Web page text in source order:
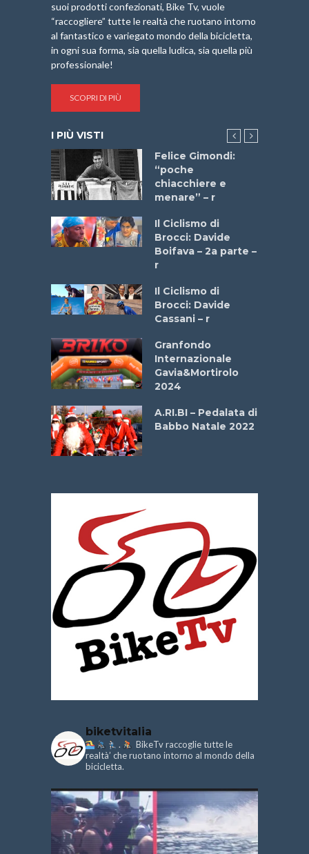
suoi prodotti confezionati, Bike Tv, vuole
“raccogliere” tutte le realtà che ruotano intorno
al fantastico e variegato mondo della bicicletta,
in ogni sua forma, sia quella ludica, sia quella più
professionale!
SCOPRI DI PIÙ
I PIÙ VISTI
Felice Gimondi:
“poche
chiacchiere e
menare” – r
Il Ciclismo di
Brocci: Davide
Boifava – 2a parte –
r
Il Ciclismo di
Brocci: Davide
Cassani – r
Granfondo
Internazionale
Gavia&Mortirolo
2024
A.RI.BI – Pedalata di
Babbo Natale 2022
biketvitalia
.
BikeTv raccoglie tutte le
realtà’ che ruotano intorno al mondo della
bicicletta.